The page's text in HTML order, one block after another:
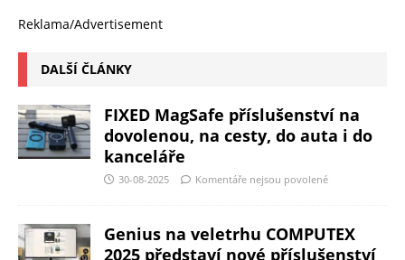
Reklama/Advertisement
DALŠÍ ČLÁNKY
FIXED MagSafe příslušenství na
dovolenou, na cesty, do auta i do
kanceláře
30-08-2025 Komentáře nejsou povolené
Genius na veletrhu COMPUTEX
2025 představí nové příslušenství